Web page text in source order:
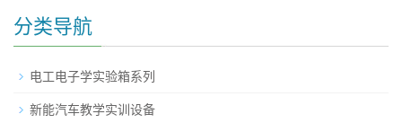
分类导航
电工电子学实验箱系列
新能汽车教学实训设备